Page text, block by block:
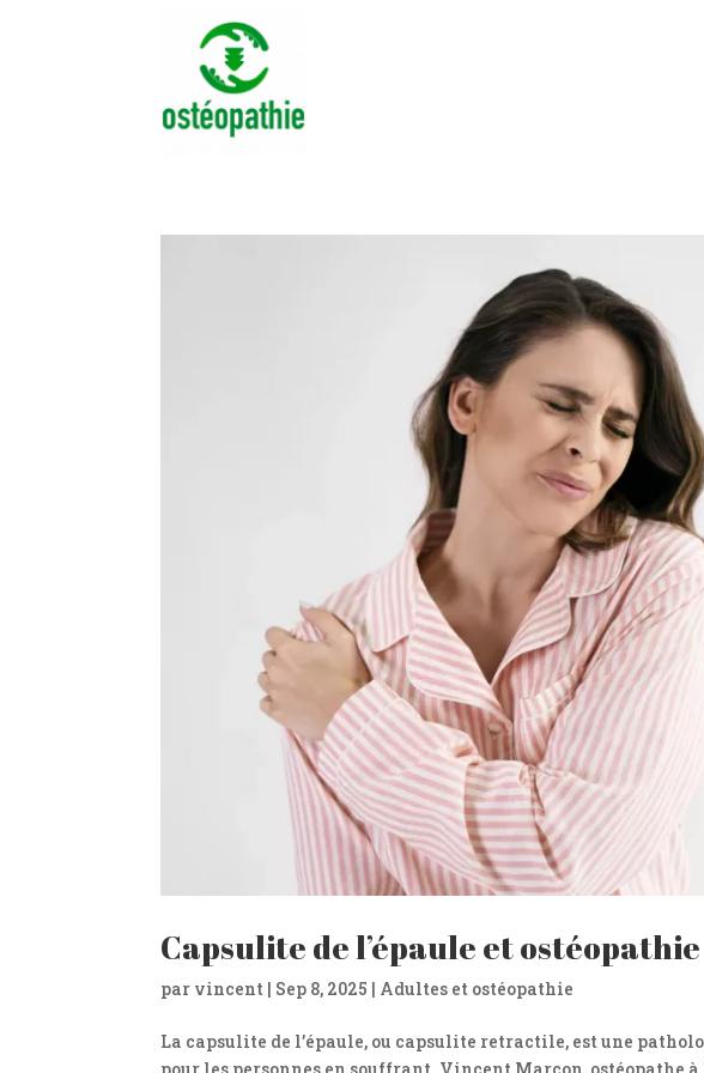
Capsulite de l’épaule et ostéopathie
par vincent | Sep 8, 2025 | Adultes et ostéopathie
La capsulite de l’épaule, ou capsulite retractile, est une